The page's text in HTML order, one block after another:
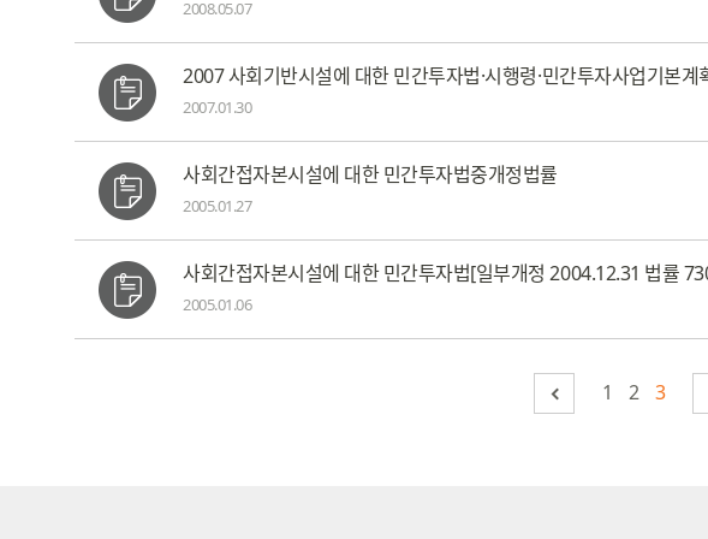
2008.05.07
2007 사회기반시설에 대한 민간투자법·시행령·민간투자사업기본계
2007.01.30
사회간접자본시설에 대한 민간투자법중개정법률
2005.01.27
사회간접자본시설에 대한 민간투자법[일부개정 2004.12.31 법률
2005.01.06
1 2 3